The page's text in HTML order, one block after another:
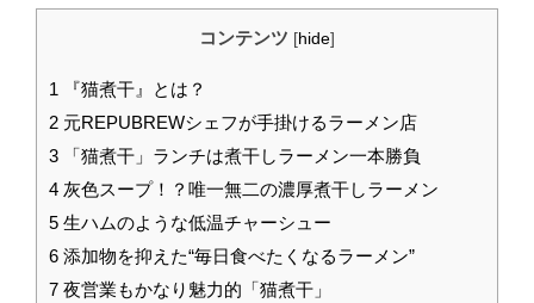
コンテンツ [hide]
1 『猫煮干』とは？
2 元REPUBREWシェフが手掛けるラーメン店
3 「猫煮干」ランチは煮干しラーメン一本勝負
4 灰色スープ！？唯一無二の濃厚煮干しラーメン
5 生ハムのような低温チャーシュー
6 添加物を抑えた“毎日食べたくなるラーメン”
7 夜営業もかなり魅力的「猫煮干」